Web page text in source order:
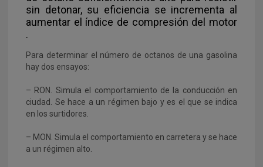
sin detonar, su eficiencia se incrementa al
aumentar el índice de compresión del motor
.
Para determinar el número de octanos de una gasolina
hay dos ensayos:
– RON. Simula el comportamiento de la conducción en
ciudad. Se hace a un régimen bajo y es el que se indica
en los surtidores.
– MON. Simula el comportamiento en carretera y se hace
a un régimen alto.